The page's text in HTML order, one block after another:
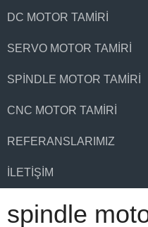
DC MOTOR TAMIRI
SERVO MOTOR TAMIRI
SPINDLE MOTOR TAMIRI
CNC MOTOR TAMIRI
REFERANSLARIMIZ
İLETIŞIM
spindle